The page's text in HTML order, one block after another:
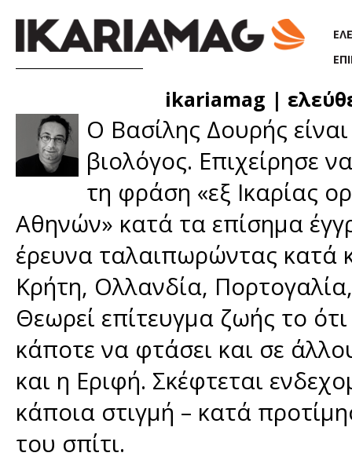
ikariamag |
Ο Βασίλης Δουρής
βιολόγος. Επιχείρησε
τη φράση «εξ Ικαρίας
Αθηνών» κατά τα επίσημα
έρευνα ταλαιπωρώντας κατά
Κρήτη, Ολλανδία,
Θεωρεί επίτευγμα ζωής το
κάποτε να φτάσει και σε
και η Εριφή. Σκέφτεται
κάποια στιγμή – κατά
του σπίτι.